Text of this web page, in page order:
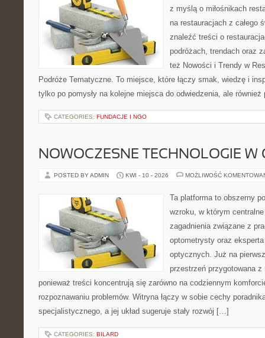
z myślą o miłośnikach
na restauracjach z całego
znaleźć treści o
podróżach, trendach oraz
też Nowości i Trendy w
Podróże Tematyczne. To miejsce, które łączy smak, wiedzę i
tylko po pomysły na kolejne miejsca do odwiedzenia, ale
CATEGORIES: FUNDACJE I NGO
NOWOCZESNE TECHNOLOGIE W
POSTED BY ADMIN KWI - 10 - 2026 MOŻLIWOŚĆ
Ta platforma to obszerny
wzroku, w którym
zagadnienia związane z
optometrysty oraz
optycznych. Już na
przestrzeń przygotowana
ponieważ treści koncentrują się zarówno na codziennym
rozpoznawaniu problemów. Witryna łączy w sobie cechy
specjalistycznego, a jej układ sugeruje stały rozwój […]
CATEGORIES: BILARD